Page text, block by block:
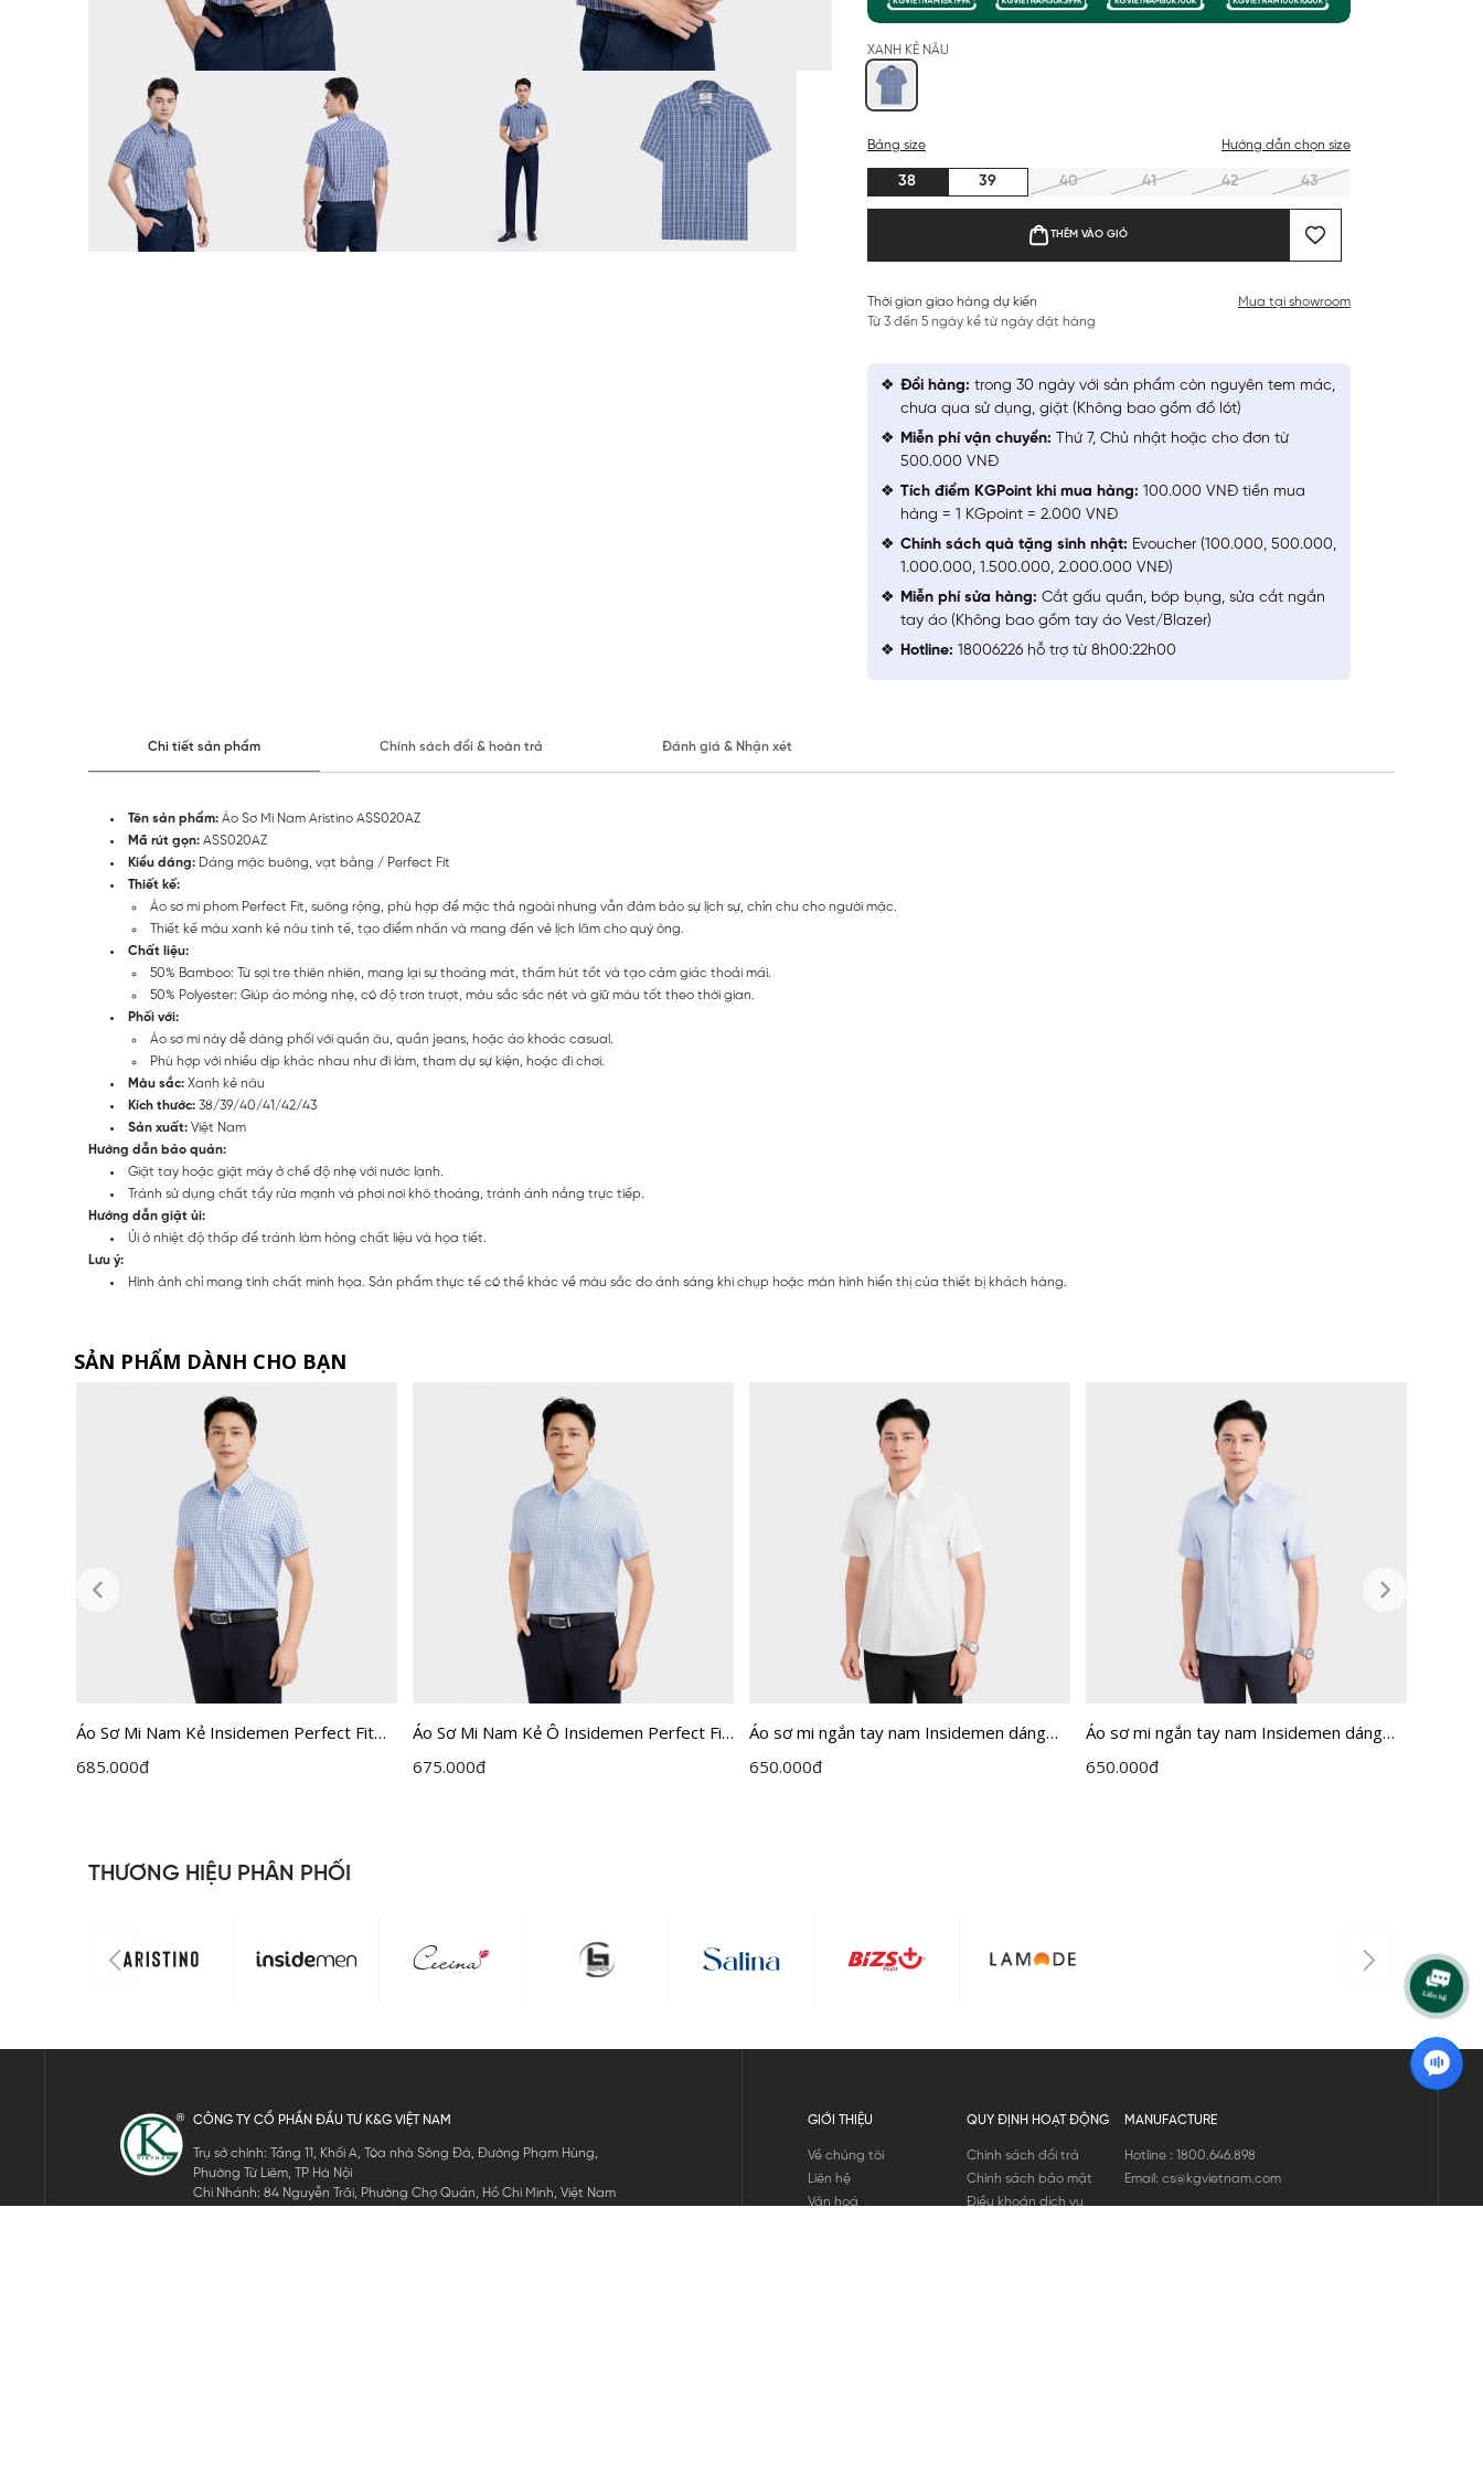
XANH KẺ NÂU
Bảng size Hướng dẫn chọn size
38 39 40 41 42 43
THÊM VÀO GIỎ
Thời gian giao hàng dự kiến
Từ 3 đến 5 ngày kể từ ngày đặt hàng
Mua tại showroom
Đổi hàng: trong 30 ngày với sản phẩm còn nguyên tem mác,
chưa qua sử dụng, giặt (Không bao gồm đồ lót)
Miễn phí vận chuyển: Thứ 7, Chủ nhật hoặc cho đơn từ
500.000 VNĐ
Tích điểm KGPoint khi mua hàng: 100.000 VNĐ tiền mua
hàng = 1 KGpoint = 2.000 VNĐ
Chính sách quà tặng sinh nhật: Evoucher (100.000, 500.000,
1.000.000, 1.500.000, 2.000.000 VNĐ)
Miễn phí sửa hàng: Cắt gấu quần, bóp bụng, sửa cắt ngắn
tay áo (Không bao gồm tay áo Vest/Blazer)
Hotline: 18006226 hỗ trợ từ 8h00:22h00
Chi tiết sản phẩm Chính sách đổi & hoàn trả Đánh giá & Nhận xét
Tên sản phẩm: Áo Sơ Mi Nam Aristino ASS020AZ
Mã rút gọn: ASS020AZ
Kiểu dáng: Dáng mặc buông, vạt bằng / Perfect Fit
Thiết kế:
Áo sơ mi phom Perfect Fit, suông rộng, phù hợp để mặc thả ngoài nhưng vẫn đảm bảo sự lịch sự, chỉn chu cho người mặc.
Thiết kế màu xanh kẻ nâu tinh tế, tạo điểm nhấn và mang đến vẻ lịch lãm cho quý ông.
Chất liệu:
50% Bamboo: Từ sợi tre thiên nhiên, mang lại sự thoáng mát, thấm hút tốt và tạo cảm giác thoải mái.
50% Polyester: Giúp áo mỏng nhẹ, có độ trơn trượt, màu sắc sắc nét và giữ màu tốt theo thời gian.
Phối với:
Áo sơ mi này dễ dàng phối với quần âu, quần jeans, hoặc áo khoác casual.
Phù hợp với nhiều dịp khác nhau như đi làm, tham dự sự kiện, hoặc đi chơi.
Màu sắc: Xanh kẻ nâu
Kích thước: 38/39/40/41/42/43
Sản xuất: Việt Nam
Hướng dẫn bảo quản:
Giặt tay hoặc giặt máy ở chế độ nhẹ với nước lạnh.
Tránh sử dụng chất tẩy rửa mạnh và phơi nơi khô thoáng, tránh ánh nắng trực tiếp.
Hướng dẫn giặt ủi:
Ủi ở nhiệt độ thấp để tránh làm hỏng chất liệu và họa tiết.
Lưu ý:
Hình ảnh chỉ mang tính chất minh họa. Sản phẩm thực tế có thể khác về màu sắc do ánh sáng khi chụp hoặc màn hình hiển thị của thiết bị khách hàng.
SẢN PHẨM DÀNH CHO BẠN
Áo Sơ Mi Nam Kẻ Insidemen Perfect Fit
ISS063FAH0
685.000đ
Áo Sơ Mi Nam Kẻ Ô Insidemen Perfect Fit
ISS067FAH0
675.000đ
Áo sơ mi ngắn tay nam Insidemen dáng
Perfect Fit ISS301MAH0
650.000đ
Áo sơ mi ngắn tay nam Insidemen dáng
Perfect Fit ISS302MAH0
650.000đ
THƯƠNG HIỆU PHÂN PHỐI
CÔNG TY CỔ PHẦN ĐẦU TƯ K&G VIỆT NAM
Trụ sở chính: Tầng 11, Khối A, Tòa nhà Sông Đà, Đường Phạm Hùng,
Phường Từ Liêm, TP Hà Nội
Chi Nhánh: 84 Nguyễn Trãi, Phường Chợ Quán, Hồ Chí Minh, Việt Nam
GIỚI THIỆU
Về chúng tôi
Liên hệ
Văn hoá
QUY ĐỊNH HOẠT ĐỘNG
Chính sách đổi trả
Chính sách bảo mật
Điều khoản dịch vụ
MANUFACTURE
Hotline : 1800.646.898
Email: cs@kgvietnam.com